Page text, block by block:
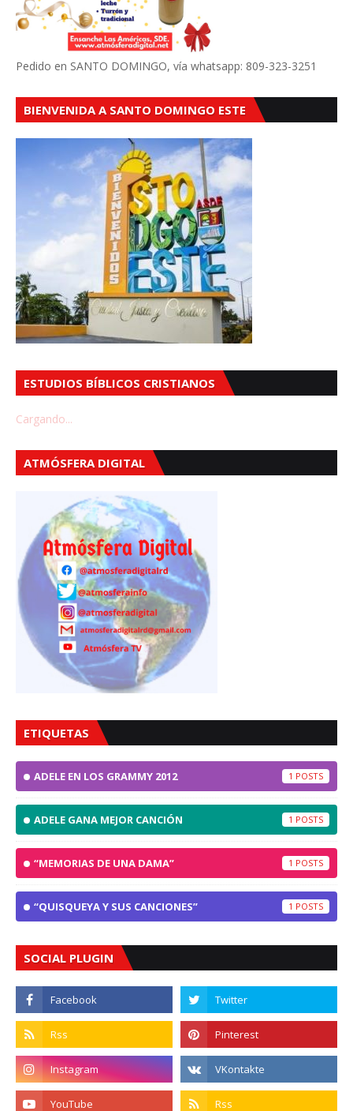
Pedido en SANTO DOMINGO, vía whatsapp: 809-323-3251
BIENVENIDA A SANTO DOMINGO ESTE
ESTUDIOS BÍBLICOS CRISTIANOS
Cargando...
ATMÓSFERA DIGITAL
ETIQUETAS
ADELE EN LOS GRAMMY 2012 1
ADELE GANA MEJOR CANCIÓN 1
“MEMORIAS DE UNA DAMA” 1
“QUISQUEYA Y SUS CANCIONES” 1
SOCIAL PLUGIN